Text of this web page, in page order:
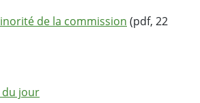
de la commission (pdf, 22
jour